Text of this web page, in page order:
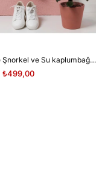
Oversize Şnorkel ve Su kaplumbağası tasarım unisex T-shirt
₺499,00